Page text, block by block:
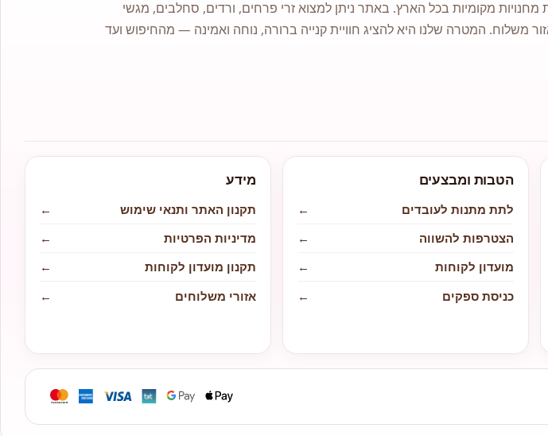
מקומיות בכל הארץ. באתר ניתן למצוא זרי פרחים, ורדים, סחלבים, מגשי
משלוח. המטרה שלנו היא להציג חוויית קנייה ברורה, נוחה ואמינה — מהחיפוש ועד
הטבות ומבצעים
לתת מתנות לעובדים
←
הצטרפות להשווה
←
מועדון לקוחות
←
כניסת ספקים
←
מידע
תקנון האתר ותנאי שימוש
←
מדיניות הפרטיות
←
תקנון מועדון לקוחות
←
אזורי משלוחים
←